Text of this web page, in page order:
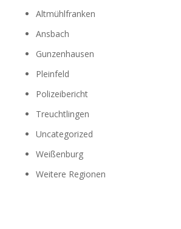
Altmühlfranken
Ansbach
Gunzenhausen
Pleinfeld
Polizeibericht
Treuchtlingen
Uncategorized
Weißenburg
Weitere Regionen